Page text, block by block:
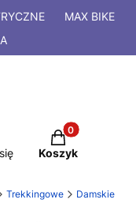
MAX BIKE
Produkty w
Koszyk
Trekkingowe Damskie